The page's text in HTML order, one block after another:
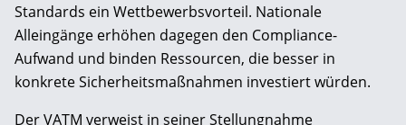
Standards ein Wettbewerbsvorteil. Nationale
Alleingänge erhöhen dagegen den Compliance-
Aufwand und binden Ressourcen, die besser in
konkrete Sicherheitsmaßnahmen investiert würden.
Der VATM verweist in seiner Stellungnahme